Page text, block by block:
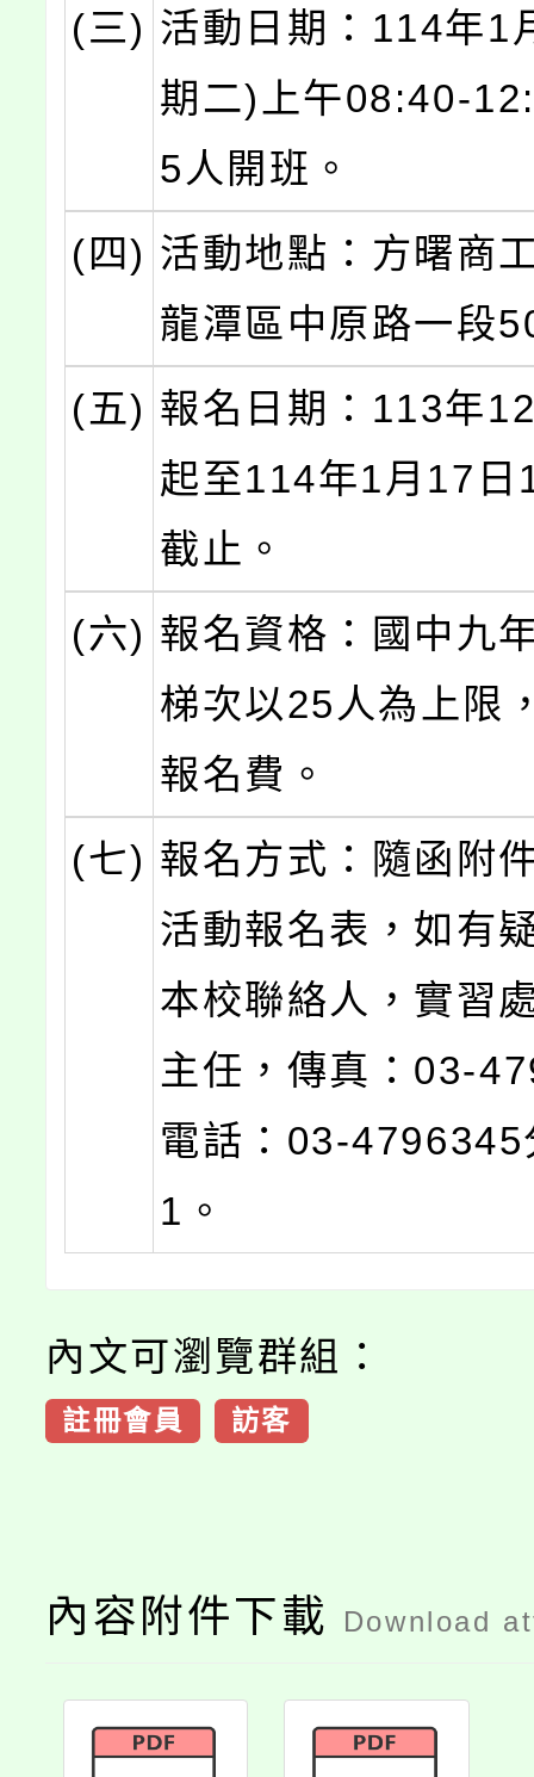
(三) 活動日期：114年1
期二)上午08:40-
5人開班。
(四) 活動地點：方曙商
龍潭區中原路一段
(五) 報名日期：113年
起至114年1月17日
截止。
(六) 報名資格：國中九
梯次以25人為上限
報名費。
(七) 報名方式：隨函附
活動報名表，如有
本校聯絡人，實習
主任，傳真：03-
電話：03-4796345
1。
內文可瀏覽群組：
註冊會員 訪客
內容附件下載 Download